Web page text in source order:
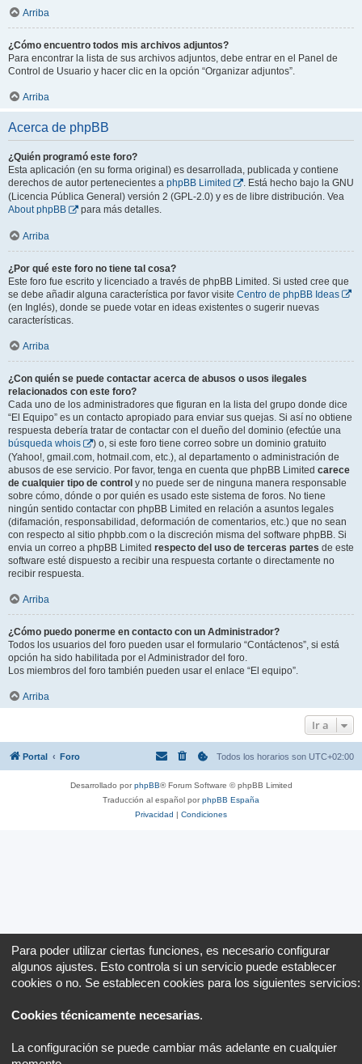
Arriba
¿Cómo encuentro todos mis archivos adjuntos?
Para encontrar la lista de sus archivos adjuntos, debe entrar en el Panel de
Control de Usuario y hacer clic en la opción “Organizar adjuntos”.
Arriba
Acerca de phpBB
¿Quién programó este foro?
Esta aplicación (en su forma original) es desarrollada, publicada y contiene
derechos de autor pertenecientes a phpBB Limited
. Está hecho bajo la GNU
(Licencia Pública General) versión 2 (GPL-2.0) y es de libre distribución. Vea
About phpBB
para más detalles.
Arriba
¿Por qué este foro no tiene tal cosa?
Este foro fue escrito y licenciado a través de phpBB Limited. Si usted cree que
se debe añadir alguna característica por favor visite Centro de phpBB Ideas
(en Inglés), donde se puede votar en ideas existentes o sugerir nuevas
características.
Arriba
¿Con quién se puede contactar acerca de abusos o usos ilegales
relacionados con este foro?
Cada uno de los administradores que figuran en la lista del grupo donde dice
“El Equipo” es un contacto apropiado para enviar sus quejas. Si así no obtiene
respuesta debería tratar de contactar con el dueño del dominio (efectúe una
búsqueda whois
) o, si este foro tiene correo sobre un dominio gratuito
(Yahoo!, gmail.com, hotmail.com, etc.), al departamento o administración de
abusos de ese servicio. Por favor, tenga en cuenta que phpBB Limited carece
de cualquier tipo de control y no puede ser de ninguna manera responsable
sobre cómo, dónde o por quién es usado este sistema de foros. No tiene
ningún sentido contactar con phpBB Limited en relación a asuntos legales
(difamación, responsabilidad, deformación de comentarios, etc.) que no sean
con respecto al sitio phpbb.com o la discreción misma del software phpBB. Si
envia un correo a phpBB Limited respecto del uso de terceras partes de este
software esté dispuesto a recibir una respuesta cortante o directamente no
recibir respuesta.
Arriba
¿Cómo puedo ponerme en contacto con un Administrador?
Todos los usuarios del foro pueden usar el formulario “Contáctenos”, si está
opción ha sido habilitada por el Administrador del foro.
Los miembros del foro también pueden usar el enlace “El equipo”.
Arriba
Ir a
Portal Foro Todos los horarios son UTC+02:00
Desarrollado porphpBB® Forum Software © phpBB Limited
Traducción al español porphpBB España
Privacidad | Condiciones
Para poder utilizar ciertas funciones, es necesario configurar
algunos ajustes. Esto controla si un servicio puede establecer
cookies o no. Se establecen cookies para los siguientes servicios:
Cookies técnicamente necesarias.
La configuración se puede cambiar más adelante en cualquier